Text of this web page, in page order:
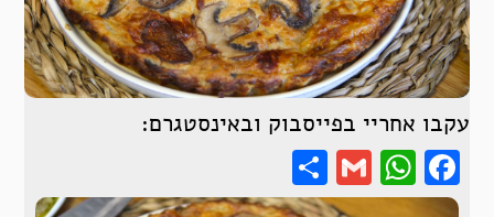
עקבו אחריי בפייסבוק ובאינסטגרם:
Facebook
WhatsApp
Gmail